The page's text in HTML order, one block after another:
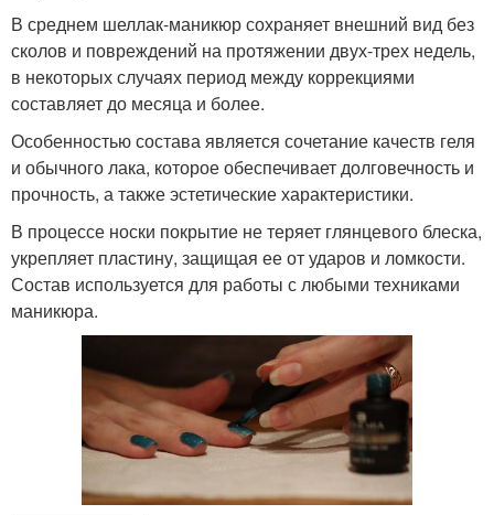
В среднем шеллак-маникюр сохраняет внешний вид без
сколов и повреждений на протяжении двух-трех недель,
в некоторых случаях период между коррекциями
составляет до месяца и более.
Особенностью состава является сочетание качеств геля
и обычного лака, которое обеспечивает долговечность и
прочность, а также эстетические характеристики.
В процессе носки покрытие не теряет глянцевого блеска,
укрепляет пластину, защищая ее от ударов и ломкости.
Состав используется для работы с любыми техниками
маникюра.